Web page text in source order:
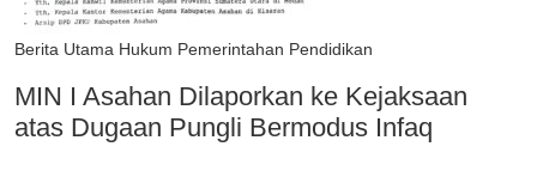
Berita Utama Hukum Pemerintahan Pendidikan
MIN I Asahan Dilaporkan ke Kejaksaan
atas Dugaan Pungli Bermodus Infaq